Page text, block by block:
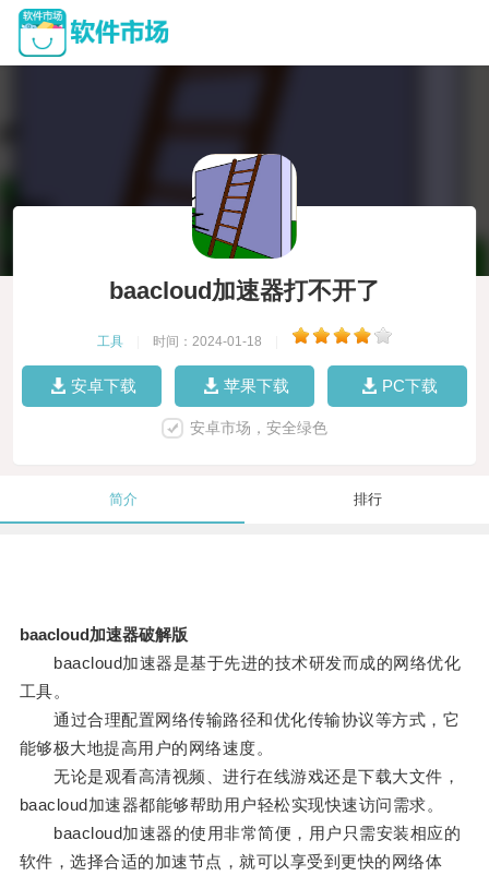
baacloud加速器打不开了
工具 时间：2024-01-18
安卓下载 苹果下载 PC下载
安卓市场，安全绿色
简介 排行
baacloud加速器破解版
baacloud加速器是基于先进的技术研发而成的网络优化
工具。
通过合理配置网络传输路径和优化传输协议等方式，它
能够极大地提高用户的网络速度。
无论是观看高清视频、进行在线游戏还是下载大文件，
baacloud加速器都能够帮助用户轻松实现快速访问需求。
baacloud加速器的使用非常简便，用户只需安装相应的
软件，选择合适的加速节点，就可以享受到更快的网络体